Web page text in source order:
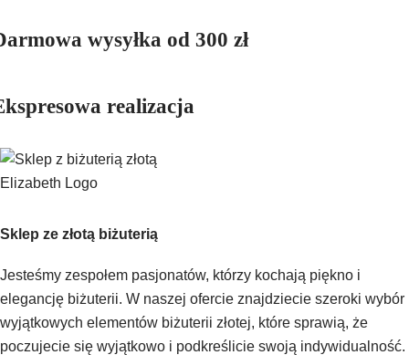
wysyłka od 300 zł
realizacja
Sklep ze złotą biżuterią
Jesteśmy zespołem pasjonatów, którzy kochają piękno i
elegancję biżuterii. W naszej ofercie znajdziecie szeroki wybór
wyjątkowych elementów biżuterii złotej, które sprawią, że
poczujecie się wyjątkowo i podkreślicie swoją indywidualność.